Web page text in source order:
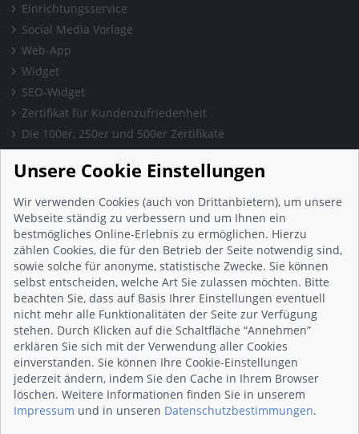
Einrichtungsservice
Social Media Vorlage
Web-App
Widget
SEO-Widget
Zertifikat für Kundenzufriedenheit
Die 100er, 250er und 500er Zertifikate
Presse & Wissen
Presse und Informationen
Blog
Häufig gestellte Fragen (FAQ)
Studie: Digitalisierungsbarometer
Initiative gegen Fake-Bewertungen
Kunden Informationen
Beratungsgespräch vereinbaren
Impressum
Datenschutz
AGB
Nutzungsbedingungen
Kontakt
Unsere Cookie Einstellungen
Wir verwenden Cookies (auch von Drittanbietern), um unsere
Webseite ständig zu verbessern und um Ihnen ein
bestmögliches Online-Erlebnis zu ermöglichen. Hierzu
zählen Cookies, die für den Betrieb der Seite notwendig sind,
sowie solche für anonyme, statistische Zwecke. Sie können
selbst entscheiden, welche Art Sie zulassen möchten. Bitte
beachten Sie, dass auf Basis Ihrer Einstellungen eventuell
nicht mehr alle Funktionalitäten der Seite zur Verfügung
stehen. Durch Klicken auf die Schaltfläche “Annehmen”
erklären Sie sich mit der Verwendung aller Cookies
einverstanden. Sie können Ihre Cookie-Einstellungen
jederzeit ändern, indem Sie den Cache in Ihrem Browser
löschen. Weitere Informationen finden Sie in unserem
Impressum und in unseren Datenschutzbestimmungen.